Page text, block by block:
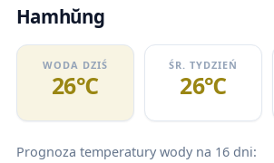
Hamhŭng
WODA DZIŚ
26℃
ŚR. TYDZIEŃ
26℃
Prognoza temperatury wody na 16 dni: